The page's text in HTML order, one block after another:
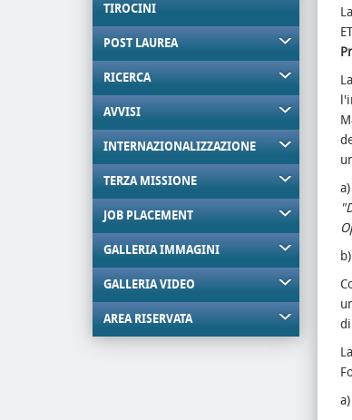
TIROCINI
POST LAUREA
RICERCA
AVVISI
INTERNAZIONALIZZAZIONE
TERZA MISSIONE
JOB PLACEMENT
GALLERIA IMMAGINI
GALLERIA VIDEO
AREA RISERVATA